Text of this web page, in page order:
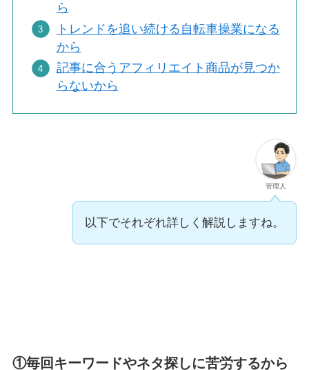
ら
トレンドを追い続ける自転車操業になる
から
記事に合うアフィリエイト商品が見つか
らないから
管理人
以下でそれぞれ詳しく解説しますね。
①毎回キーワードやネタ探しに苦労するから